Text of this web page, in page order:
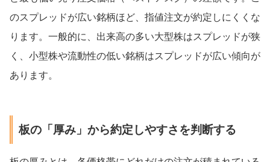
のスプレッドが広い銘柄ほど、指値注文が約定しにくくな
ります。一般的に、出来高の多い大型株はスプレッドが狭
く、小型株や流動性の低い銘柄はスプレッドが広い傾向が
あります。
板の「厚み」から約定しやすさを判断する